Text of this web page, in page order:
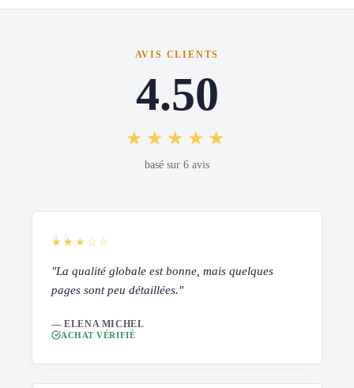
AVIS CLIENTS
4.50
★★★★★
basé sur 6 avis
★★★☆☆
"La qualité globale est bonne, mais quelques
pages sont peu détaillées."
— ELENA MICHEL
ACHAT VÉRIFIÉ